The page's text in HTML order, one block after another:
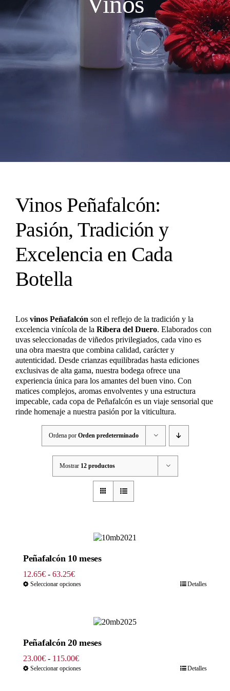
Vinos Peñafalcón:
Pasión, Tradición y
Excelencia en Cada
Botella
Los vinos Peñafalcón son el reflejo de la tradición y la
excelencia vinícola de la Ribera del Duero. Elaborados con
uvas seleccionadas de viñedos privilegiados, cada vino es
una obra maestra que combina calidad, carácter y
autenticidad. Desde crianzas equilibradas hasta ediciones
exclusivas de alta gama, nuestra bodega ofrece una
experiencia única para los amantes del buen vino. Con
matices complejos, aromas envolventes y una estructura
impecable, cada copa de Peñafalcón es un viaje sensorial que
rinde homenaje a nuestra pasión por la viticultura.
Ordena por Orden predeterminado
Mostrar 12 productos
Peñafalcón 10 meses
12.65€ - 63.25€Rango
de
Seleccionar opciones Detalles
Peñafalcón 20 meses
23.00€ - 115.00€Rango
de
Seleccionar opciones Detalles